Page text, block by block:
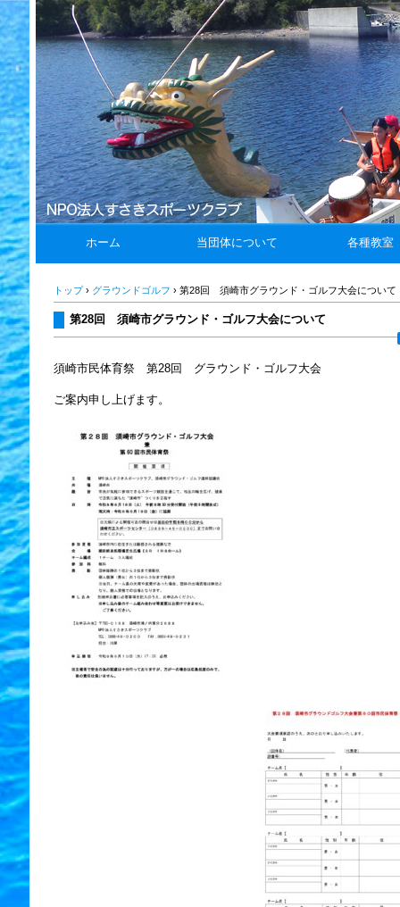
ホーム 当団体について 各種教室
トップ › グラウンドゴルフ › 第28回 須崎市グラウンド・ゴルフ大会について
第28回 須崎市グラウンド・ゴルフ大会について
須崎市民体育祭 第28回 グラウンド・ゴルフ大会
ご案内申し上げます。